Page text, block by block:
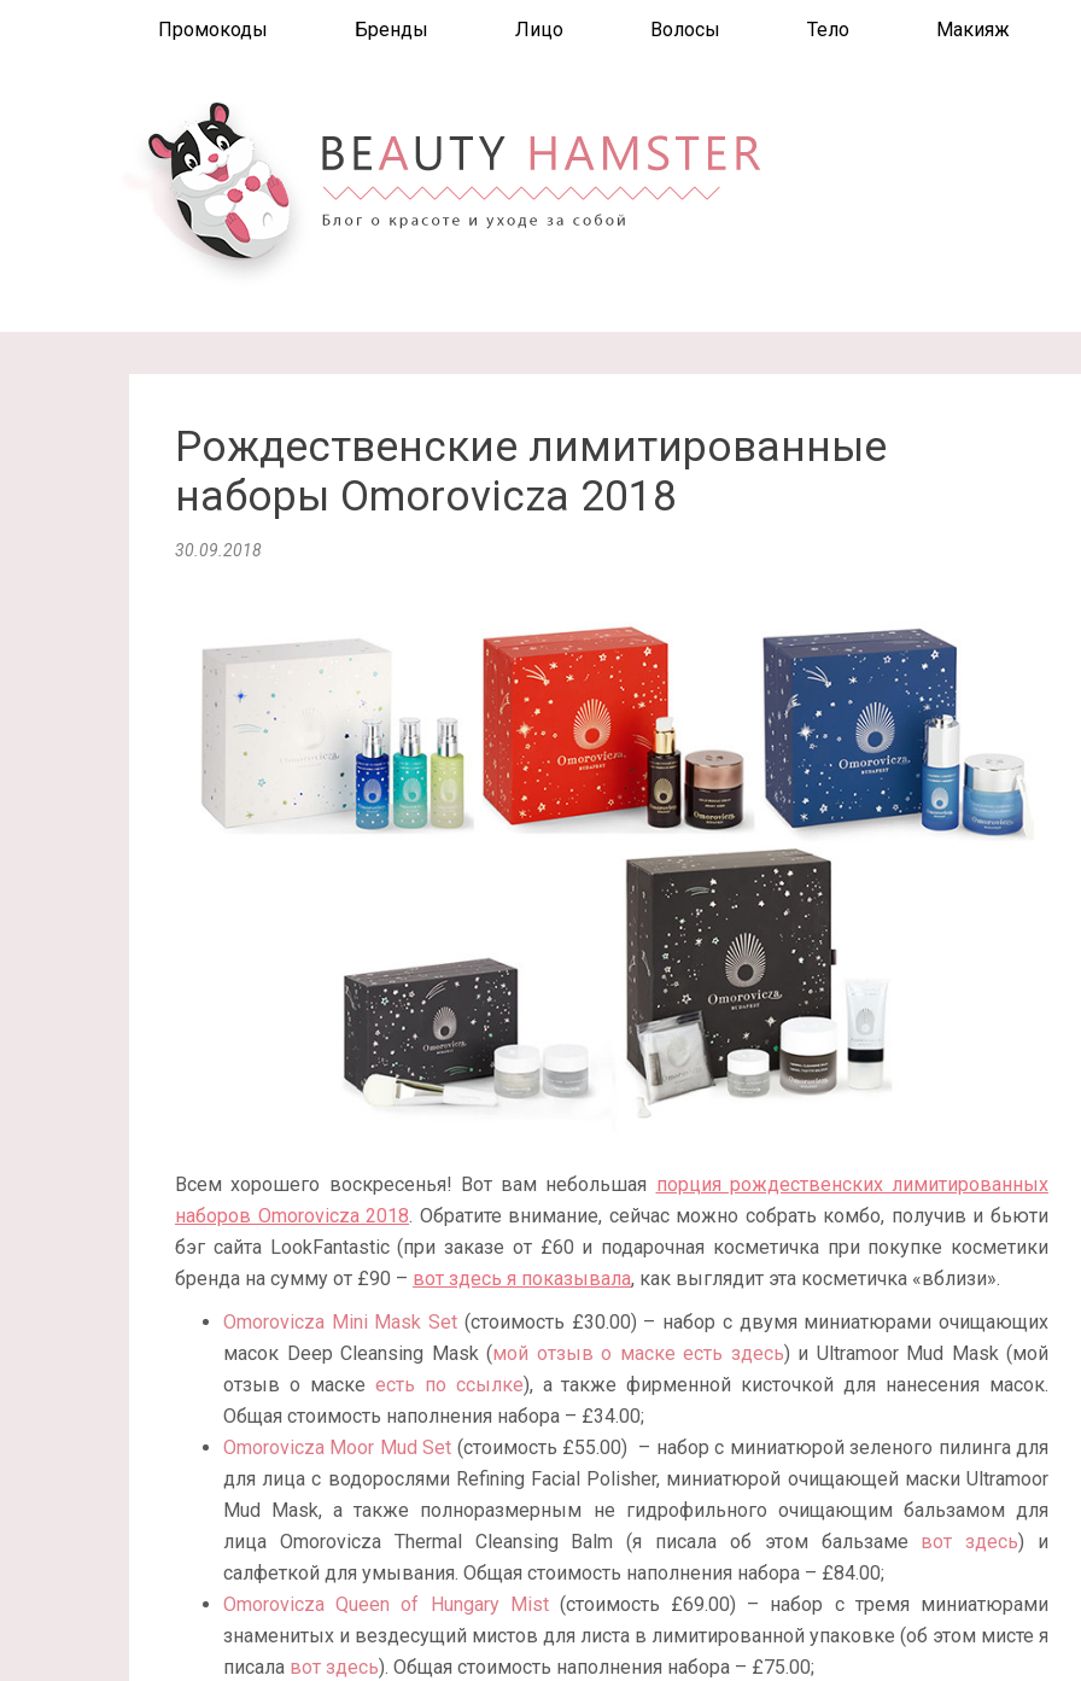
Промокоды Бренды Лицо Волосы Тело Макияж
Рождественские лимитированные
наборы Omorovicza 2018
30.09.2018
Всем хорошего воскресенья! Вот вам небольшая порция рождественских лимитированных
наборов Omorovicza 2018. Обратите внимание, сейчас можно собрать комбо, получив и бьюти
бэг сайта LookFantastic (при заказе от £60 и подарочная косметичка при покупке косметики
бренда на сумму от £90 – вот здесь я показывала, как выглядит эта косметичка «вблизи».
Omorovicza Mini Mask Set (стоимость £30.00) – набор с двумя миниатюрами очищающих
масок Deep Cleansing Mask (мой отзыв о маске есть здесь) и Ultramoor Mud Mask (мой
отзыв о маске есть по ссылке), а также фирменной кисточкой для нанесения масок.
Общая стоимость наполнения набора – £34.00;
Omorovicza Moor Mud Set (стоимость £55.00) – набор с миниатюрой зеленого пилинга для
для лица с водорослями Refining Facial Polisher, миниатюрой очищающей маски Ultramoor
Mud Mask, а также полноразмерным не гидрофильного очищающим бальзамом для
лица Omorovicza Thermal Cleansing Balm (я писала об этом бальзаме вот здесь) и
салфеткой для умывания. Общая стоимость наполнения набора – £84.00;
Omorovicza Queen of Hungary Mist(стоимость £69.00) – набор с тремя миниатюрами
знаменитых и вездесущий мистов для листа в лимитированной упаковке (об этом мисте я
писала вот здесь). Общая стоимость наполнения набора – £75.00;